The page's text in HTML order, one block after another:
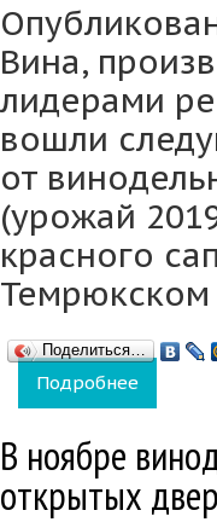
Вина,
лидерами
вошли
от
(урожай
красного
Темрюкском
Поделиться…
Подробнее
В ноябре
открытых